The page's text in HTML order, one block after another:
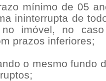
mínimo de 05
ininterrupta de
no imóvel, no
prazos inferiores;
o mesmo fundo